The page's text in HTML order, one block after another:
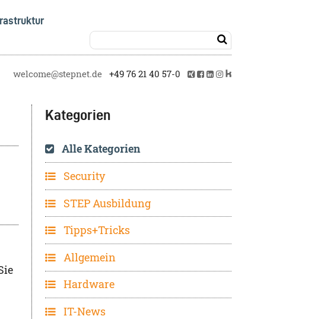

welcome@stepnet.de +49 76 21 40 57-0
Kategorien
Alle Kategorien
Security
STEP Ausbildung
Tipps+Tricks
Allgemein
Hardware
IT-News